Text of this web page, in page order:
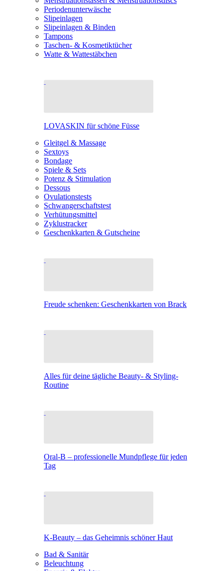
Periodenunterwäsche
Slipeinlagen
Slipeinlagen & Binden
Tampons
Taschen- & Kosmetiktücher
Watte & Wattestäbchen
LOVASKIN für schöne Füsse
Gleitgel & Massage
Sextoys
Bondage
Spiele & Sets
Potenz & Stimulation
Dessous
Ovulationstests
Schwangerschaftstest
Verhütungsmittel
Zyklustracker
Geschenkkarten & Gutscheine
Freude schenken: Geschenkkarten von Brack
Alles für deine tägliche Beauty- & Styling-
Routine
Oral-B – professionelle Mundpflege für jeden
Tag
K-Beauty – das Geheimnis schöner Haut
Bad & Sanitär
Beleuchtung